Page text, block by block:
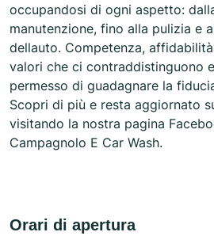
occupandosi di ogni aspetto:
manutenzione, fino alla pulizia e
dellauto. Competenza,
valori che ci contraddistinguono
permesso di guadagnare la
Scopri di più e resta aggiornato
visitando la nostra pagina
Campagnolo E Car Wash.
Orari di apertura